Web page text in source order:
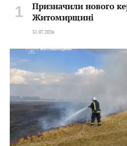
Призначили нового
Житомирщині
31.07.2026